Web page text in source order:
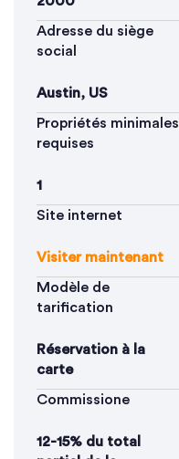
Adresse du siège
social
Austin, US
Propriétés minimales
requises
1
Site internet
Visiter maintenant
Modèle de
tarification
Réservation à la
carte
Commissione
12-15% du total